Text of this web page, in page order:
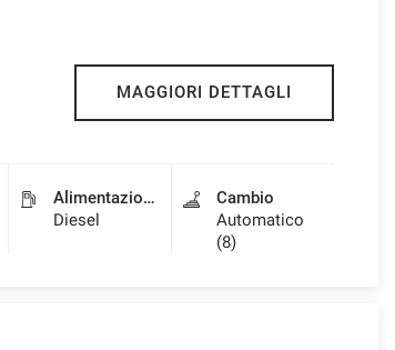
MAGGIORI DETTAGLI
Alimentazione
Diesel
Cambio
Automatico
(8)